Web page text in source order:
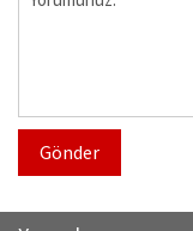
Gönder